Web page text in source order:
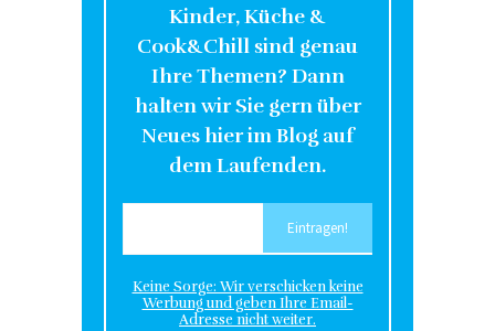
Kinder, Küche &
Cook&Chill sind genau
Ihre Themen? Dann
halten wir Sie gern über
Neues hier im Blog auf
dem Laufenden.
Keine Sorge: Wir verschicken keine
Werbung und geben Ihre Email-
Adresse nicht weiter.